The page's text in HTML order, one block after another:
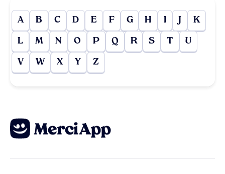
A B C D E F G H I J K
L M N O P Q R S T U
V W X Y Z